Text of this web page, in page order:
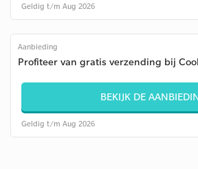
Geldig t/m Aug 2026
Aanbieding
Profiteer van gratis verzending bij
BEKIJK DE
Geldig t/m Aug 2026